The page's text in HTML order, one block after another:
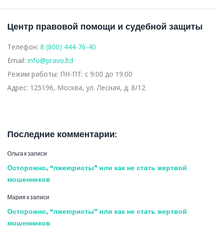
Центр правовой помощи и судебной защиты
Телефон: 8 (800) 444-76-40
Email: info@pravo.ltd
Режим работы: ПН-ПТ: с 9:00 до 19:00
Адрес: 125196, Москва, ул. Лесная, д. 8/12
Последние комментарии:
Ольга к записи
Осторожно, “лжеюристы” или как не стать жертвой
мошенников
Мария к записи
Осторожно, “лжеюристы” или как не стать жертвой
мошенников